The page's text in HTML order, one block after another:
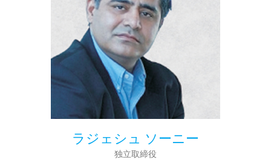
ラジェシュ ソーニー
独立取締役